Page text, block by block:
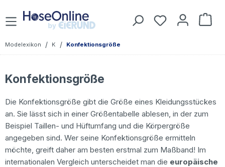
Zum Hauptinhalt springen Du hast 0
Modelexikon / K / Konfektionsgröße
Konfektionsgröße
Die Konfektionsgröße gibt die Größe eines Kleidungsstückes
an. Sie lässt sich in einer Größentabelle ablesen, in der zum
Beispiel Taillen- und Hüftumfang und die Körpergröße
angegeben sind. Wer seine Konfektionsgröße ermitteln
möchte, greift daher am besten erstmal zum Maßband! Im
internationalen Vergleich unterscheidet man die europäische